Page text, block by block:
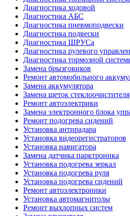
Диагностика ходовой
Диагностика АБС
Диагностика пневмоподвески
Диагностика подвески
Диагностика ШРУСа
Диагностика рулевого
Диагностика тормозной
Замена брызговиков
Ремонт автомобильного
Замена аккумулятора
Замена щеток стеклоочистителя
Ремонт автоэлектрики
Замена электронного блока
Ремонт подогрева сидений
Установка антирадара
Установка видеорегистраторов
Установка навигатора
Замена датчика парктроника
Установка подогрева зеркал
Установка подогрева руля
Установка подогрева сидений
Ремонт автоэлектроники
Установка автомагнитолы
Ремонт выхлопных систем